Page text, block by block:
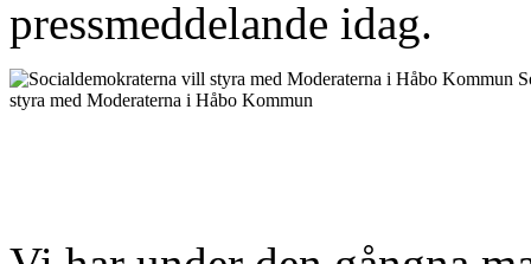
pressmeddelande idag.
styra med Moderaterna i Håbo Kommun